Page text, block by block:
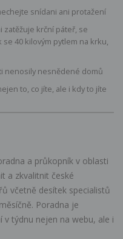
snídani ani protažení
zatěžuje krční páteř, se
40 kilovým pytlem na krku,
nenosily nesnědené domů
to, co jíte, ale i kdy to jíte
a průkopník v oblasti
a zkvalitnit české
včetně desítek specialistů
Poradna je
v týdnu nejen na webu, ale i